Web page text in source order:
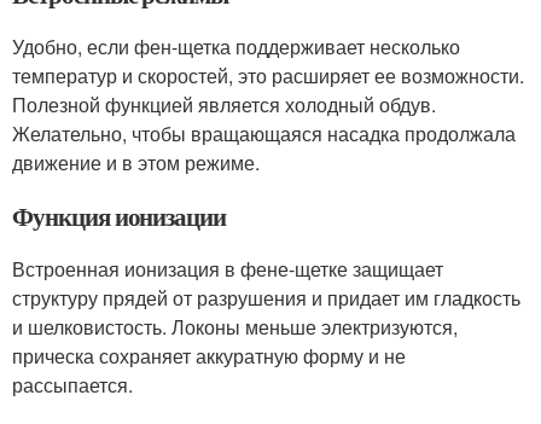
Удобно, если фен-щетка поддерживает несколько
температур и скоростей, это расширяет ее возможности.
Полезной функцией является холодный обдув.
Желательно, чтобы вращающаяся насадка продолжала
движение и в этом режиме.
Функция ионизации
Встроенная ионизация в фене-щетке защищает
структуру прядей от разрушения и придает им гладкость
и шелковистость. Локоны меньше электризуются,
прическа сохраняет аккуратную форму и не
рассыпается.